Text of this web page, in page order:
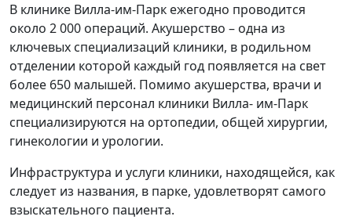
В клинике Вилла-им-Парк ежегодно проводится
около 2 000 операций. Акушерство – одна из
ключевых специализаций клиники, в родильном
отделении которой каждый год появляется на свет
более 650 малышей. Помимо акушерства, врачи и
медицинский персонал клиники Вилла- им-Парк
специализируются на ортопедии, общей хирургии,
гинекологии и урологии.
Инфраструктура и услуги клиники, находящейся, как
следует из названия, в парке, удовлетворят самого
взыскательного пациента.